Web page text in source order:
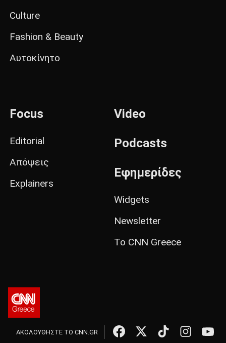
Culture
Fashion & Beauty
Αυτοκίνητο
Focus
Editorial
Απόψεις
Explainers
Video
Podcasts
Εφημερίδες
Widgets
Newsletter
Το CNN Greece
ΑΚΟΛΟΥΘΗΣΤΕ ΤΟ CNN.GR